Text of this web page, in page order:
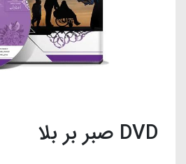
DVD صبر بر بلا